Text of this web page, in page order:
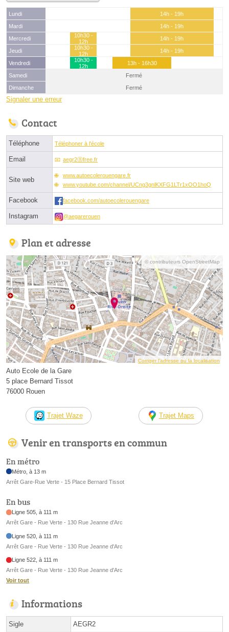
Lundi
14h - 19h
Mardi
14h - 19h
Mercredi
10h30 -
12h
14h - 19h
Jeudi
10h30 -
12h
14h - 19h
Vendredi
10h30 -
12h
13h - 16h30
Samedi
Fermé
Dimanche
Fermé
Signaler une erreur
Contact
Téléphone Téléphoner à l'école
Email aegr2ⓐfree.fr
Site web
www.autoecolerouengare.fr
www.youtube.com/channel/UCng3gnlKXFG1LTr1xOO1hoQ
Facebook facebook.com/autoecolerouengare
Instagram @aegarerouen
Plan et adresse
© contributeurs OpenStreetMap
Corriger l’adresse ou la localisation
Auto Ecole de la Gare
5 place Bernard Tissot
76000 Rouen
Trajet Waze Trajet Maps
Venir en transports en commun
En métro
Métro, à 13 m
Arrêt Gare-Rue Verte - 15 Place Bernard Tissot
En bus
Ligne 505, à 111 m
Arrêt Gare - Rue Verte - 130 Rue Jeanne d'Arc
Ligne 520, à 111 m
Arrêt Gare - Rue Verte - 130 Rue Jeanne d'Arc
Ligne 522, à 111 m
Arrêt Gare - Rue Verte - 130 Rue Jeanne d'Arc
Voir tout
Informations
Sigle AEGR2